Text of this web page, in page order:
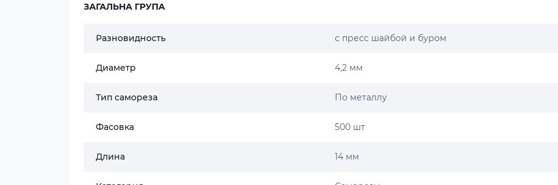
ЗАГАЛЬНА ГРУПА
Разновидность с пресс шайбой и буром
Диаметр 4,2 мм
Тип самореза По металлу
Фасовка 500 шт
Длина 14 мм